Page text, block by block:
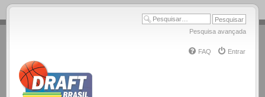
.
Pesquisa avançada
FAQ Entrar